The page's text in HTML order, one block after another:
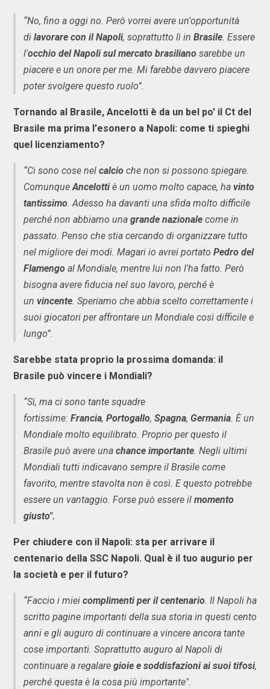
“No, fino a oggi no. Però vorrei avere un'opportunità
di lavorare con il Napoli, soprattutto lì in Brasile. Essere
l'occhio del Napoli sul mercato brasiliano sarebbe un
piacere e un onore per me. Mi farebbe davvero piacere
poter svolgere questo ruolo”.
Tornando al Brasile, Ancelotti è da un bel po' il Ct del
Brasile ma prima l'esonero a Napoli: come ti spieghi
quel licenziamento?
“Ci sono cose nel calcio che non si possono spiegare.
ComunqueAncelottiè un uomo molto capace, ha vinto
tantissimo. Adesso ha davanti una sfida molto difficile
perché non abbiamo una grande nazionale come in
passato. Penso che stia cercando di organizzare tutto
nel migliore dei modi. Magari io avrei portato Pedro del
Flamengo al Mondiale, mentre lui non l'ha fatto. Però
bisogna avere fiducia nel suo lavoro, perché è
un vincente. Speriamo che abbia scelto correttamente i
suoi giocatori per affrontare un Mondiale così difficile e
lungo”.
Sarebbe stata proprio la prossima domanda: il
Brasile può vincere i Mondiali?
“Sì, ma ci sono tante squadre
fortissime: Francia, Portogallo, Spagna, Germania. È un
Mondiale molto equilibrato. Proprio per questo il
Brasile può avere una chance importante. Negli ultimi
Mondiali tutti indicavano sempre il Brasile come
favorito, mentre stavolta non è così. E questo potrebbe
essere un vantaggio. Forse può essere il momento
giusto".
Per chiudere con il Napoli: sta per arrivare il
centenario della SSC Napoli. Qual è il tuo augurio per
la società e per il futuro?
“Faccio i miei complimenti per il centenario. Il Napoli ha
scritto pagine importanti della sua storia in questi cento
anni e gli auguro di continuare a vincere ancora tante
cose importanti. Soprattutto auguro al Napoli di
continuare a regalare gioie e soddisfazioni ai suoi tifosi,
perché questa è la cosa più importante".